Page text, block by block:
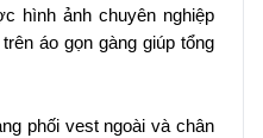
hình ảnh chuyên nghiệp
áo gọn gàng giúp tổng
phối vest ngoài và chân